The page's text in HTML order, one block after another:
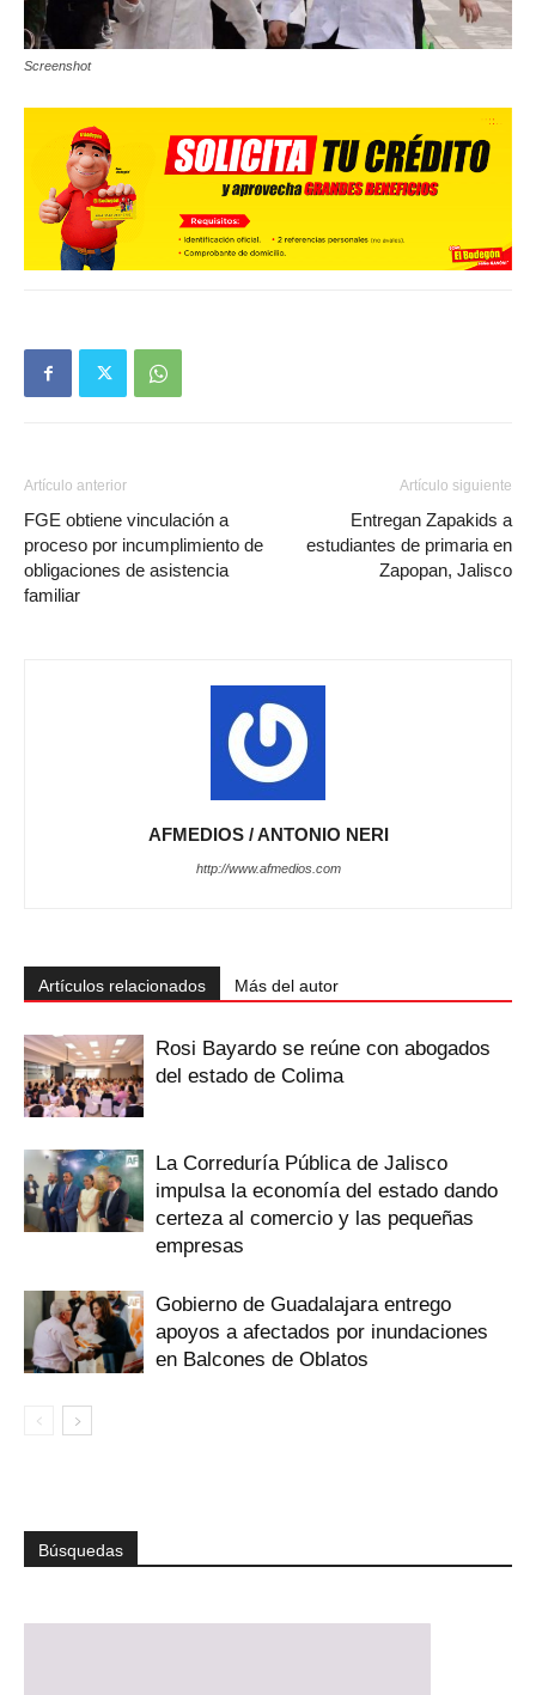
Screenshot
Artículo anterior
FGE obtiene vinculación a
proceso por incumplimiento de
obligaciones de asistencia
familiar
Artículo siguiente
Entregan Zapakids a
estudiantes de primaria en
Zapopan, Jalisco
AFMEDIOS / ANTONIO NERI
http://www.afmedios.com
Artículos relacionados Más del autor
Rosi Bayardo se reúne con abogados
del estado de Colima
La Correduría Pública de Jalisco
impulsa la economía del estado dando
certeza al comercio y las pequeñas
empresas
Gobierno de Guadalajara entrego
apoyos a afectados por inundaciones
en Balcones de Oblatos
Búsquedas